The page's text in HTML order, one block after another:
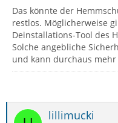
Das könnte der
restlos. Möglicherweise
Deinstallations-Tool des
Solche angebliche
und kann durchaus
lillimucki